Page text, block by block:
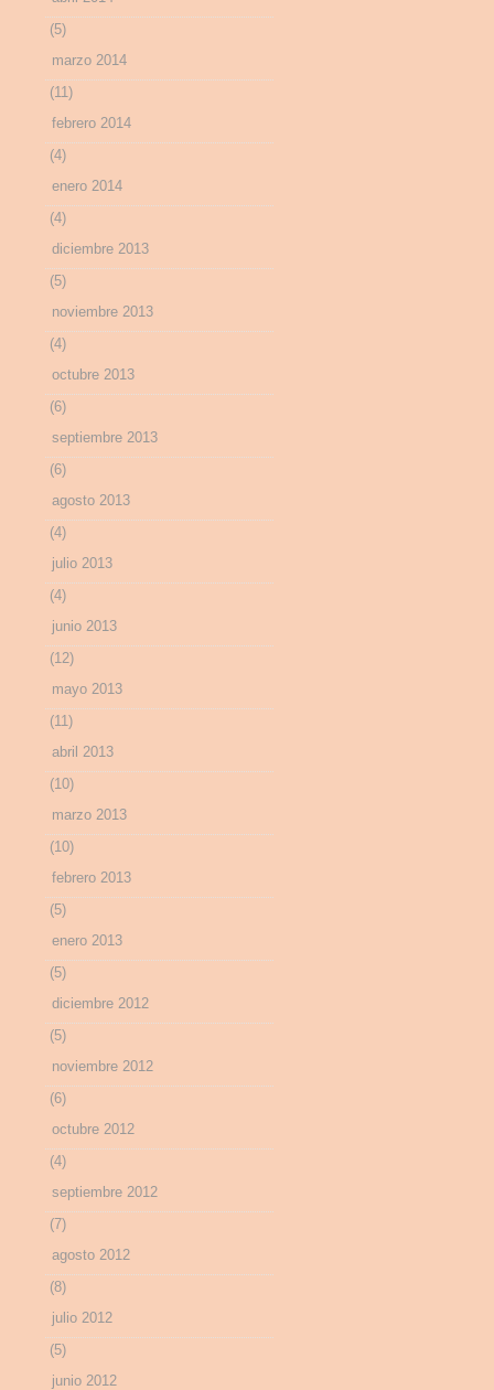
(5)
marzo 2014
(11)
febrero 2014
(4)
enero 2014
(4)
diciembre 2013
(5)
noviembre 2013
(4)
octubre 2013
(6)
septiembre 2013
(6)
agosto 2013
(4)
julio 2013
(4)
junio 2013
(12)
mayo 2013
(11)
abril 2013
(10)
marzo 2013
(10)
febrero 2013
(5)
enero 2013
(5)
diciembre 2012
(5)
noviembre 2012
(6)
octubre 2012
(4)
septiembre 2012
(7)
agosto 2012
(8)
julio 2012
(5)
junio 2012